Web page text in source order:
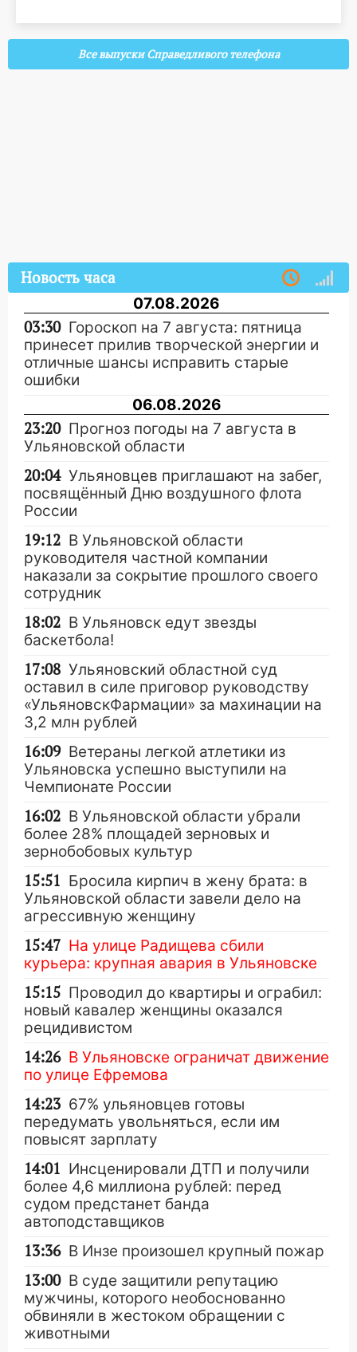
Все выпуски Справедливого телефона
Новость часа
07.08.2026
03:30 Гороскоп на 7 августа: пятница
принесет прилив творческой энергии и
отличные шансы исправить старые
ошибки
06.08.2026
23:20 Прогноз погоды на 7 августа в
Ульяновской области
20:04 Ульяновцев приглашают на забег,
посвящённый Дню воздушного флота
России
19:12 В Ульяновской области
руководителя частной компании
наказали за сокрытие прошлого своего
сотрудник
18:02 В Ульяновск едут звезды
баскетбола!
17:08 Ульяновский областной суд
оставил в силе приговор руководству
«УльяновскФармации» за махинации на
3,2 млн рублей
16:09 Ветераны легкой атлетики из
Ульяновска успешно выступили на
Чемпионате России
16:02 В Ульяновской области убрали
более 28% площадей зерновых и
зернобобовых культур
15:51 Бросила кирпич в жену брата: в
Ульяновской области завели дело на
агрессивную женщину
15:47 На улице Радищева сбили
курьера: крупная авария в Ульяновске
15:15 Проводил до квартиры и ограбил:
новый кавалер женщины оказался
рецидивистом
14:26 В Ульяновске ограничат движение
по улице Ефремова
14:23 67% ульяновцев готовы
передумать увольняться, если им
повысят зарплату
14:01 Инсценировали ДТП и получили
более 4,6 миллиона рублей: перед
судом предстанет банда
автоподставщиков
13:36 В Инзе произошел крупный пожар
13:00 В суде защитили репутацию
мужчины, которого необоснованно
обвиняли в жестоком обращении с
животными